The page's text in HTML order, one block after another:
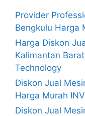
Provider
Bengkulu Harga
Harga Diskon
Kalimantan
Technology
Diskon Jual
Harga Murah
Diskon Jual